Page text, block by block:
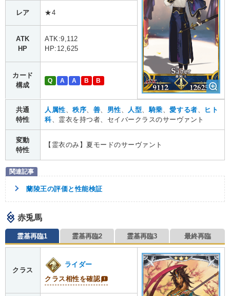
レア ★4
ATK
HP
ATK:9,112
HP:12,625
カード
構成
Q A A B B
共通
特性
人属性 、秩序 善 男性 人型 騎乗 、愛する者
ヒト
科、霊衣を持つ者、セイバークラスのサーヴァント
変動
特性
【霊衣のみ】夏モードのサーヴァント
蘭陵王の評価と性能検証
赤兎馬
霊基再臨1 霊基再臨2 霊基再臨3 最終再臨
クラス
ライダー
クラス相性を確認